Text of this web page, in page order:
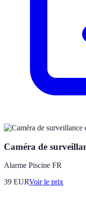
Caméra de
Alarme Piscine FR
39 EURVoir le prix